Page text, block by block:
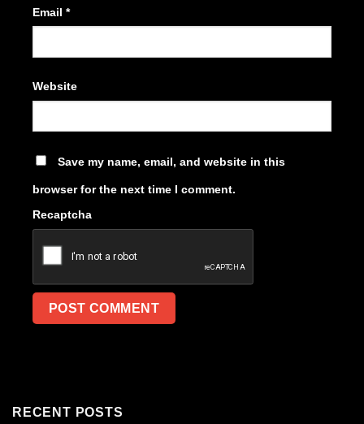
Email *
Website
Save my name, email, and website in this
browser for the next time I comment.
Recaptcha
RECENT POSTS